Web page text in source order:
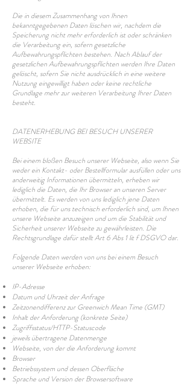
Die in diesem Zusammenhang von Ihnen
bekanntgegebenen Daten löschen wir, nachdem die
Speicherung nicht mehr erforderlich ist oder schränken
die Verarbeitung ein, sofern gesetzliche
Aufbewahrungspflichten bestehen. Nach Ablauf der
gesetzlichen Aufbewahrungspflichten werden Ihre Daten
gelöscht, sofern Sie nicht ausdrücklich in eine weitere
Nutzung eingewilligt haben oder keine rechtliche
Grundlage mehr zur weiteren Verarbeitung Ihrer Daten
besteht.
DATENERHEBUNG BEI BESUCH UNSERER
WEBSITE
Bei einem bloßen Besuch unserer Webseite, also wenn Sie
weder ein Kontakt- oder Bestellformular ausfüllen oder uns
anderweitig Informationen übermitteln, erheben wir
lediglich die Daten, die Ihr Browser an unseren Server
übermittelt. Es werden von uns lediglich jene Daten
erhoben, die für uns technisch erforderlich sind, um Ihnen
unsere Webseite anzuzeigen und um die Stabilität und
Sicherheit unserer Webseite zu gewährleisten. Die
Rechtsgrundlage dafür stellt Art 6 Abs 1 lit f DSGVO dar.
Folgende Daten werden von uns bei einem Besuch
unserer Webseite erhoben:
IP-Adresse
Datum und Uhrzeit der Anfrage
Zeitzonendifferenz zur Greenwich Mean Time (GMT)
Inhalt der Anforderung (konkrete Seite)
Zugriffsstatus/HTTP-Statuscode
jeweils übertragene Datenmenge
Webseite, von der die Anforderung kommt
Browser
Betriebssystem und dessen Oberfläche
Sprache und Version der Browsersoftware